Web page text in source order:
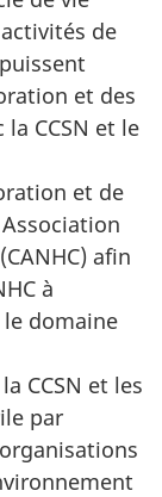
de
et des
CCSN et le
et de
afin
à
domaine
CCSN et les
par